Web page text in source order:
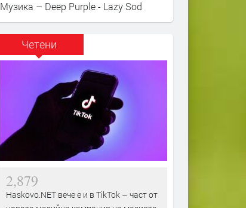
Музика – Deep Purple - Lazy Sod
Четени
2,879
Haskovo.NET вече е и в TikTok – част от